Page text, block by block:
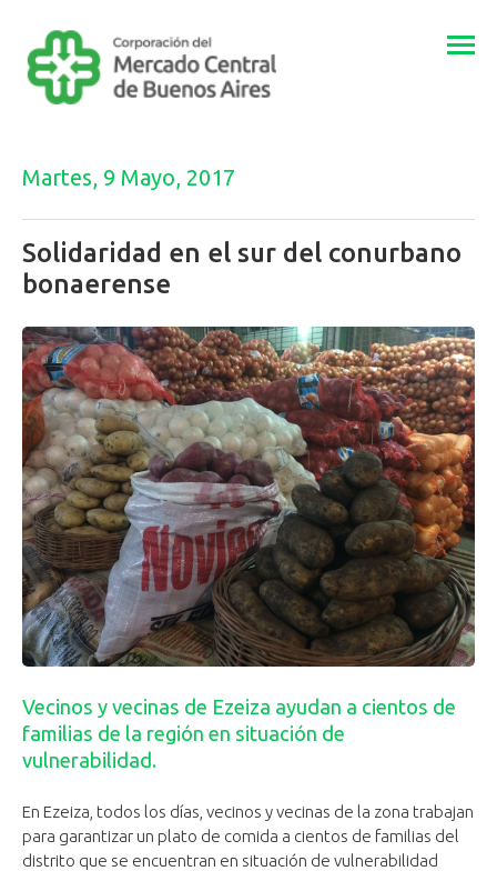
Martes, 9 Mayo, 2017
Solidaridad en el sur del conurbano
bonaerense
Vecinos y vecinas de Ezeiza ayudan a cientos de
familias de la región en situación de
vulnerabilidad.
En Ezeiza, todos los días, vecinos y vecinas de la zona trabajan
para garantizar un plato de comida a cientos de familias del
distrito que se encuentran en situación de vulnerabilidad